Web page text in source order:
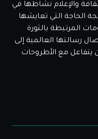
والإعلام نشاطها في
معالجة الحاجة التي تعايشها
المرتبطة بالثورة
رسالتها العالمية إلى
يتفاعل مع الأطروحات